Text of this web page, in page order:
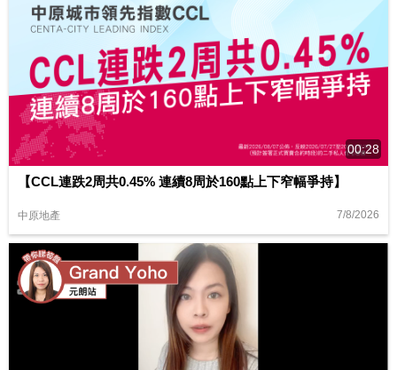
00:28
【CCL連跌2周共0.45% 連續8周於160點上下窄幅爭持】
中原地產 7/8/2026